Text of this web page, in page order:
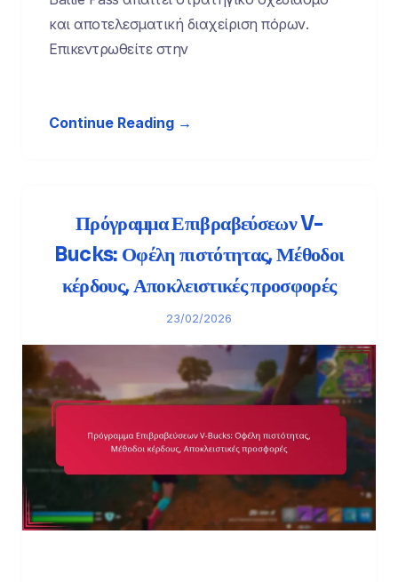
και αποτελεσματική διαχείριση πόρων.
Επικεντρωθείτε στην
Continue Reading →
Πρόγραμμα Επιβραβεύσεων V-
Bucks: Οφέλη πιστότητας, Μέθοδοι
κέρδους, Αποκλειστικές προσφορές
23/02/2026